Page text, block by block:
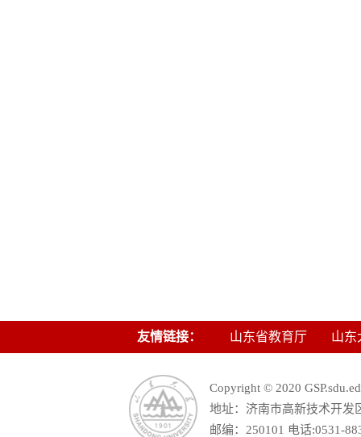
友情链接： 山东省教育厅 山东
Copyright © 2020
地址：济南市高新技术开发
邮编：250101 电话:0531-